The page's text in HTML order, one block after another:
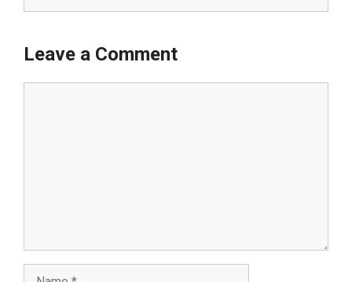
Leave a Comment